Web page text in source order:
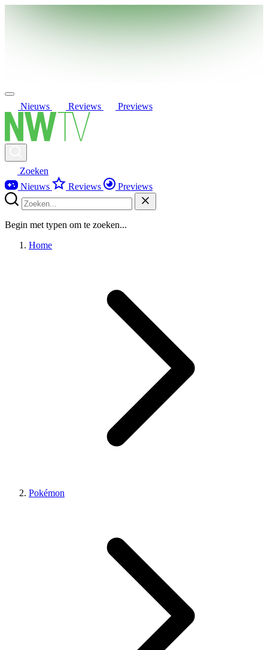
Nieuws Reviews Previews
Zoeken
Nieuws
Reviews Previews
Begin met typen om te zoeken...
Home
Pokémon